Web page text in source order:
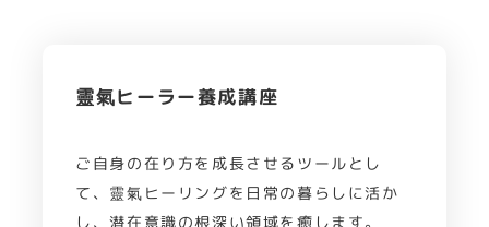
靈氣ヒーラー養成講座
ご自身の在り方を成長させるツールとし
て、靈氣ヒーリングを日常の暮らしに活か
し、潜在意識の根深い領域を癒します。